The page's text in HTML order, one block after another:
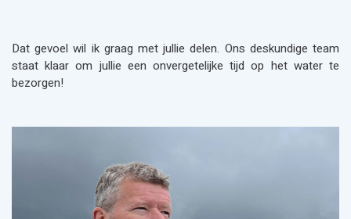
Dat gevoel wil ik graag met jullie delen. Ons deskundige team
staat klaar om jullie een onvergetelijke tijd op het water te
bezorgen!